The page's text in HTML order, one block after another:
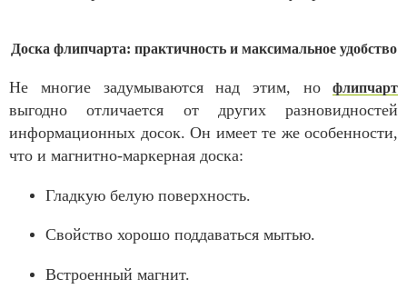
Доска флипчарта: практичность и максимальное удобство
Не многие задумываются над этим, но флипчарт
выгодно отличается от других разновидностей
информационных досок. Он имеет те же особенности,
что и магнитно-маркерная доска:
Гладкую белую поверхность.
Свойство хорошо поддаваться мытью.
Встроенный магнит.